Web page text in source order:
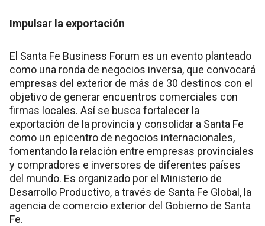
Impulsar la exportación
El Santa Fe Business Forum es un evento planteado
como una ronda de negocios inversa, que convocará
empresas del exterior de más de 30 destinos con el
objetivo de generar encuentros comerciales con
firmas locales. Así se busca fortalecer la
exportación de la provincia y consolidar a Santa Fe
como un epicentro de negocios internacionales,
fomentando la relación entre empresas provinciales
y compradores e inversores de diferentes países
del mundo. Es organizado por el Ministerio de
Desarrollo Productivo, a través de Santa Fe Global, la
agencia de comercio exterior del Gobierno de Santa
Fe.